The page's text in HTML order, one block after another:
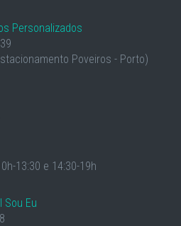
Personalizados
Poveiros - Porto)
13:30 e 14:30-19h
Sou Eu